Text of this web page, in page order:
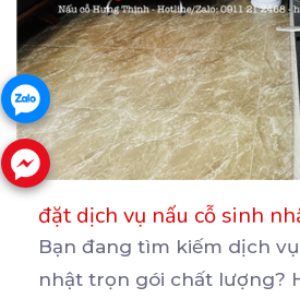
đặt dịch vụ nấu cỗ sinh
Bạn đang tìm kiếm dịch
nhật trọn gói chất lượng?